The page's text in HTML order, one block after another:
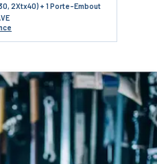
2Xtx40) + 1 Porte-Embout